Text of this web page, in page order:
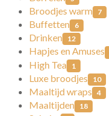
Broodjes warm 7
Buffetten 6
Drinken 12
Hapjes en Amuses
High Tea 1
Luxe broodjes 10
Maaltijd wraps 4
Maaltijden 18